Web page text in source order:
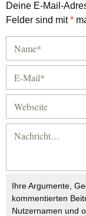
Deine E-Mail-
Felder sind mit*
Ihre Argumente,
kommentierten
Nutzernamen und